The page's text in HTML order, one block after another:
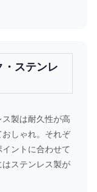
・ステンレ
製は耐久性が高
しゃれ。それぞ
ントに合わせて
ステンレス製が